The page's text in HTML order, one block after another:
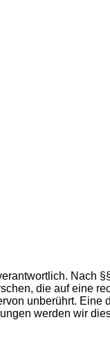
Nach
die auf eine
unberührt.
werden wir